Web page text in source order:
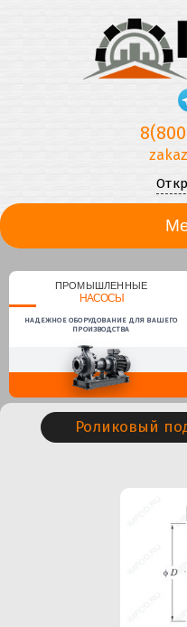
ПРОМЫШЛЕННЫЕ
НАСОСЫ
НАДЕЖНОЕ ОБОРУДОВАНИЕ ДЛЯ ВАШЕГО
ПРОИЗВОДСТВА
Роликовый